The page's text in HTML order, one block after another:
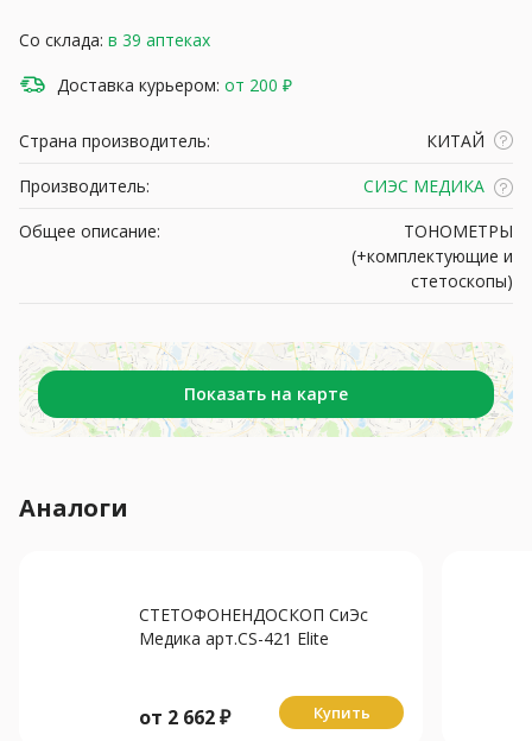
Со склада: в 39 аптеках
Доставка курьером: от 200 ₽
Страна производитель:
КИТАЙ
Производитель:
СИЭС МЕДИКА
Общее описание:
ТОНОМЕТРЫ
(+комплектующие и
стетоскопы)
Показать на карте
Аналоги
СТЕТОФОНЕНДОСКОП СиЭс
Медика арт.CS-421 Elite
от 2 662₽ Купить